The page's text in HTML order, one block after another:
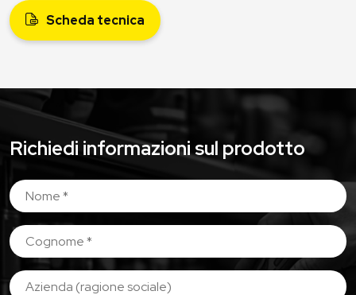
Scheda tecnica
Richiedi informazioni sul prodotto